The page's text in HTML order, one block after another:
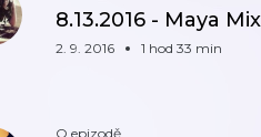
8.13.2016 - Maya
2. 9. 2016 1 hod 33 min
O epizodě